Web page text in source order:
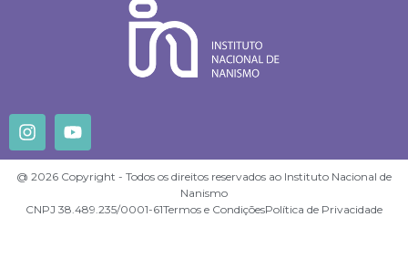
@ 2026 Copyright - Todos os direitos reservados ao Instituto Nacional de
Nanismo
CNPJ 38.489.235/0001-61Termos e CondiçõesPolítica de Privacidade